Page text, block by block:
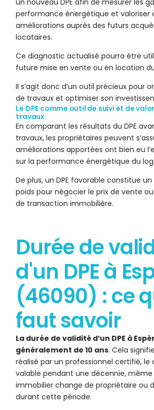
un nouveau DPE afin de mesurer les
performance énergétique et valoriser
améliorations auprès des futurs
locataires.
Ce diagnostic actualisé pourra être
future mise en vente ou en location
Il s’agit donc d’un outil précieux pour
de travaux et optimiser son
Le DPE comme outil de suivi et de
travaux
En comparant les résultats du DPE
travaux, les propriétaires peuvent
améliorations apportées ont bien eu
sur la performance énergétique du
De plus, un DPE favorable constitue
poids pour négocier le prix de vente
de transaction immobilière.
Durée de
d'un DPE à
(46090) : ce
faut savoir
La durée de validité d’un DPE à
généralement de 10 ans. Cela
réalisé par un professionnel certifié, le
valable pendant une décennie, même
immobilier change de propriétaire ou
durant cette période.